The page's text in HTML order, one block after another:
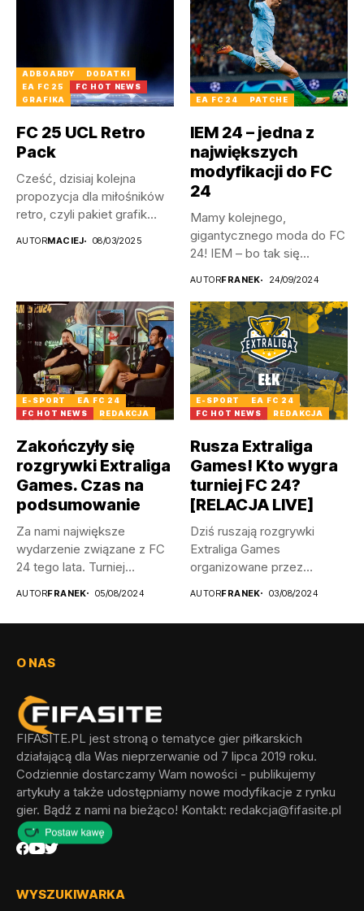
ADBOARDY
DODATKI
EA FC 25
FC HOT NEWS
GRAFIKA
FC 25 UCL Retro
Pack
Cześć, dzisiaj kolejna
propozycja dla miłośników
retro, czyli pakiet grafik
AUTORMACIEJ 08/03/2025
EA FC 24 PATCHE
IEM 24 – jedna z
największych
modyfikacji do FC
24
Mamy kolejnego,
gigantycznego moda do FC
24! IEM – bo tak się...
AUTORFRANEK 24/09/2024
E-SPORT
EA FC 24
FC HOT NEWS
REDAKCJA
Zakończyły się
rozgrywki Extraliga
Games. Czas na
podsumowanie
Za nami największe
wydarzenie związane z FC
24 tego lata. Turniej
AUTORFRANEK 05/08/2024
E-SPORT
EA FC 24
FC HOT NEWS
REDAKCJA
Rusza Extraliga
Games! Kto wygra
turniej FC 24?
[RELACJA LIVE]
Dziś ruszają rozgrywki
Extraliga Games
organizowane przez
AUTORFRANEK 03/08/2024
O NAS
FIFASITE.PL jest stroną o tematyce gier piłkarskich
działającą dla Was nieprzerwanie od 7 lipca 2019 roku.
Codziennie dostarczamy Wam nowości - publikujemy
artykuły a także udostępniamy nowe modyfikacje z rynku
gier. Bądź z nami na bieżąco! Kontakt: redakcja@fifasite.pl
WYSZUKIWARKA